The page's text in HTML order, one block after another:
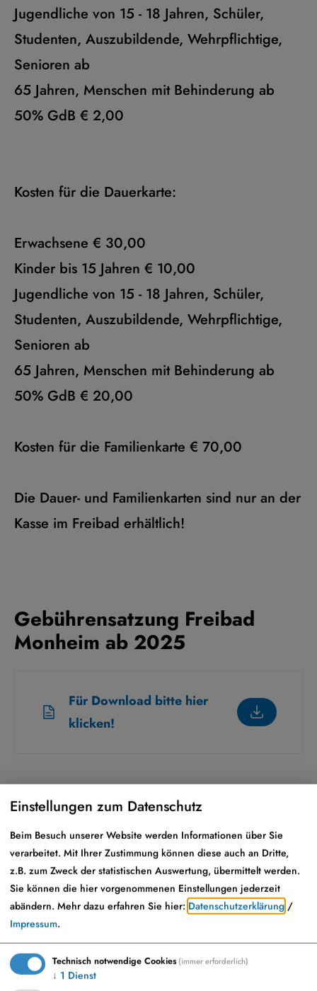
Jugendliche von 15 - 18 Jahren, Schüler,
Studenten, Auszubildende, Wehrpflichtige,
Senioren ab
65 Jahren, Menschen mit Behinderung ab
50% GdB € 2,00
Kosten für die Dauerkarte:
Erwachsene € 30,00
Kinder bis 15 Jahren € 10,00
Jugendliche von 15 - 18 Jahren, Schüler,
Studenten, Auszubildende, Wehrpflichtige,
Senioren ab
65 Jahren, Menschen mit Behinderung ab
50% GdB € 20,00
Kosten für die Familienkarte € 70,00
Die Dauer- und Familienkarten sind nur an der
Kasse im Freibad erhältlich!
Gebührensatzung Freibad
Monheim ab 2025
Für Download bitte hier
klicken!
Haus- und Badeordnung
Freibad Monheim 01.06.2025
Für Download bitte hier
Einstellungen zum Datenschutz
Beim Besuch unserer Website werden Informationen über Sie
verarbeitet. Mit Ihrer Zustimmung können diese auch an Dritte,
z.B. zum Zweck der statistischen Auswertung, übermittelt werden.
Sie können die hier vorgenommenen Einstellungen jederzeit
abändern. Mehr dazu erfahren Sie hier: Datenschutzerklärung /
Impressum.
Technisch notwendige Cookies(immer erforderlich)
↓ 1 Dienst